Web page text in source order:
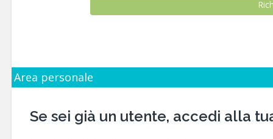
Area personale
Se sei già un utente, accedi alla tua